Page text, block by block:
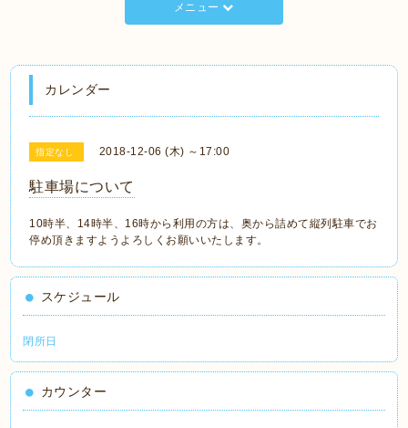
メニュー
カレンダー
指定なし 2018-12-06 (木) ～17:00
駐車場について
10時半、14時半、16時から利用の方は、奥から詰めて縦列駐車でお
停め頂きますようよろしくお願いいたします。
スケジュール
閉所日
カウンター